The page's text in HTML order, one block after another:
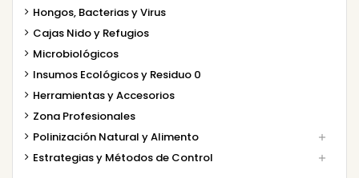
Hongos, Bacterias y Virus
Cajas Nido y Refugios
Microbiológicos
Insumos Ecológicos y Residuo 0
Herramientas y Accesorios
Zona Profesionales
Polinización Natural y Alimento

Estrategias y Métodos de Control 